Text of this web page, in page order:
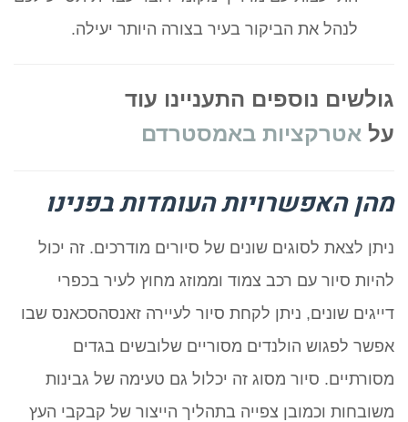
לנהל את הביקור בעיר בצורה היותר יעילה.
גולשים נוספים התעניינו עוד
על אטרקציות באמסטרדם
מהן האפשרויות העומדות בפנינו
ניתן לצאת לסוגים שונים של סיורים מודרכים. זה יכול
להיות סיור עם רכב צמוד וממוזג מחוץ לעיר בכפרי
דייגים שונים, ניתן לקחת סיור לעיירה זאנסהסכאנס שבו
אפשר לפגוש הולנדים מסוריים שלובשים בגדים
מסורתיים. סיור מסוג זה יכלול גם טעימה של גבינות
משובחות וכמובן צפייה בתהליך הייצור של קבקבי העץ